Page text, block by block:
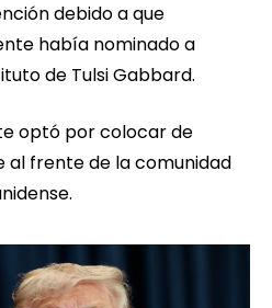
debido a que
había nominado a
de Tulsi Gabbard.
optó por colocar de
al frente de la comunidad